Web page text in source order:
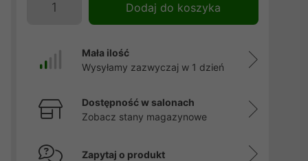
Dodaj do koszyka
Mała ilość
Wysyłamy zazwyczaj w 1 dzień
Dostępność w salonach
Zobacz stany magazynowe
Zapytaj o produkt